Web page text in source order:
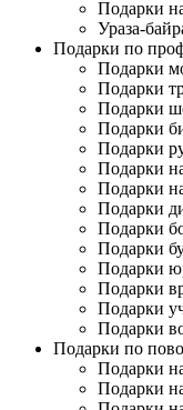
Подарки
Ураза-
Подарки по
Подарки
Подарки
Подарки
Подарки
Подарки
Подарки
Подарки
Подарки
Подарки
Подарки
Подарки
Подарки
Подарки
Подарки
Подарки по
Подарки
Подарки